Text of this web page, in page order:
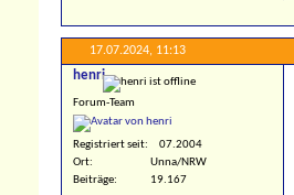
17.07.2024, 11:13
henri
Forum-Team
Registriert seit
07.2004
Ort
Unna/NRW
Beiträge
19.167